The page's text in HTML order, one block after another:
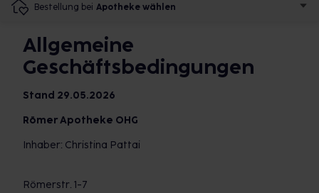
Bestellung bei Apotheke wählen
Allgemeine
Geschäftsbedingungen
Stand 29.05.2026
Römer Apotheke OHG
Inhaber: Christina Pattai
Römerstr. 1-7